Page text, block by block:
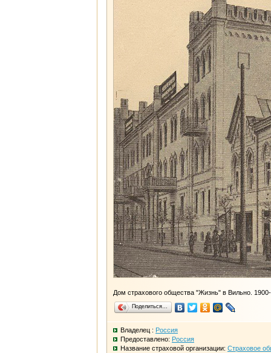
Дом страхового общества "Жизнь" в Вильно. 1900-
Поделиться…
Владелец : Россия
Предоставлено: Россия
Название страховой организации: Страховое